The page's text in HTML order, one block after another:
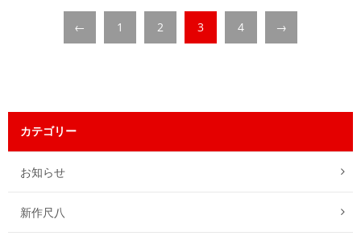
← 1 2 3 4 →
カテゴリー
お知らせ
新作尺八